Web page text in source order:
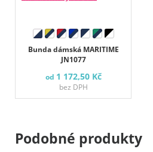
Bunda dámská MARITIME
JN1077
od 1 172,50 Kč
bez DPH
Podobné produkty